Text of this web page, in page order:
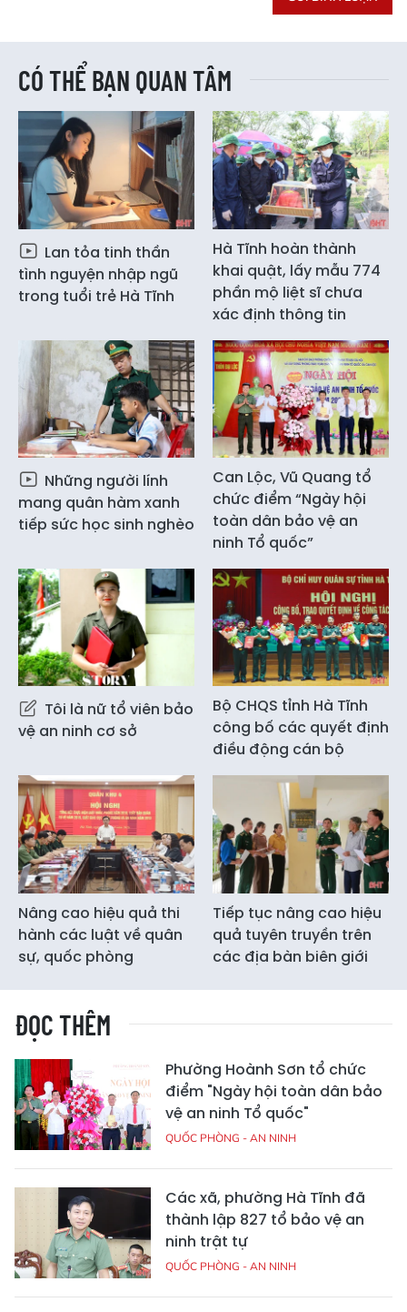
CÓ THỂ BẠN QUAN TÂM
Lan tỏa tinh thần
tình nguyện nhập ngũ
trong tuổi trẻ Hà Tĩnh
Hà Tĩnh hoàn thành
khai quật, lấy mẫu 774
phần mộ liệt sĩ chưa
xác định thông tin
Những người lính
mang quân hàm xanh
tiếp sức học sinh nghèo
Can Lộc, Vũ Quang tổ
chức điểm “Ngày hội
toàn dân bảo vệ an
ninh Tổ quốc”
Tôi là nữ tổ viên bảo
vệ an ninh cơ sở
Bộ CHQS tỉnh Hà Tĩnh
công bố các quyết định
điều động cán bộ
Nâng cao hiệu quả thi
hành các luật về quân
sự, quốc phòng
Tiếp tục nâng cao hiệu
quả tuyên truyền trên
các địa bàn biên giới
ĐỌC THÊM
Phường Hoành Sơn tổ chức
điểm "Ngày hội toàn dân bảo
vệ an ninh Tổ quốc"
QUỐC PHÒNG - AN NINH
Các xã, phường Hà Tĩnh đã
thành lập 827 tổ bảo vệ an
ninh trật tự
QUỐC PHÒNG - AN NINH